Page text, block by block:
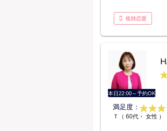
複雑恋愛
本日22:00～予約OK
満足度：
Ｔ（ 60代・ 女性 ）